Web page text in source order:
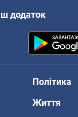
додаток
Політика
Життя